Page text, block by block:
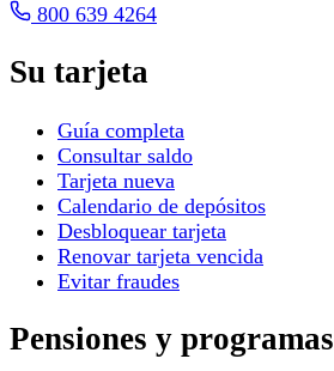
800 639 4264
Su tarjeta
Guía completa
Consultar saldo
Tarjeta nueva
Calendario de depósitos
Desbloquear tarjeta
Renovar tarjeta vencida
Evitar fraudes
Pensiones y programas